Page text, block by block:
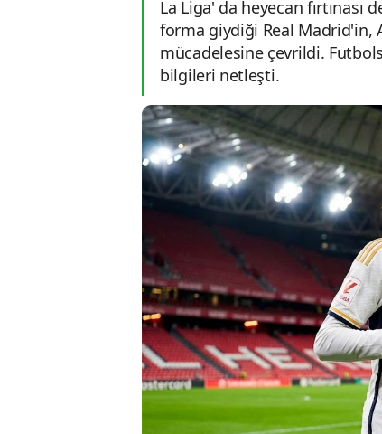
La Liga' da heyecan
forma giydiği Real Madrid'in,
mücadelesine çevrildi.
bilgileri netleşti.